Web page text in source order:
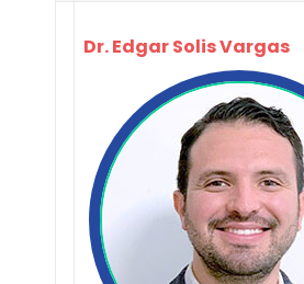
Dr. Edgar Solis Vargas